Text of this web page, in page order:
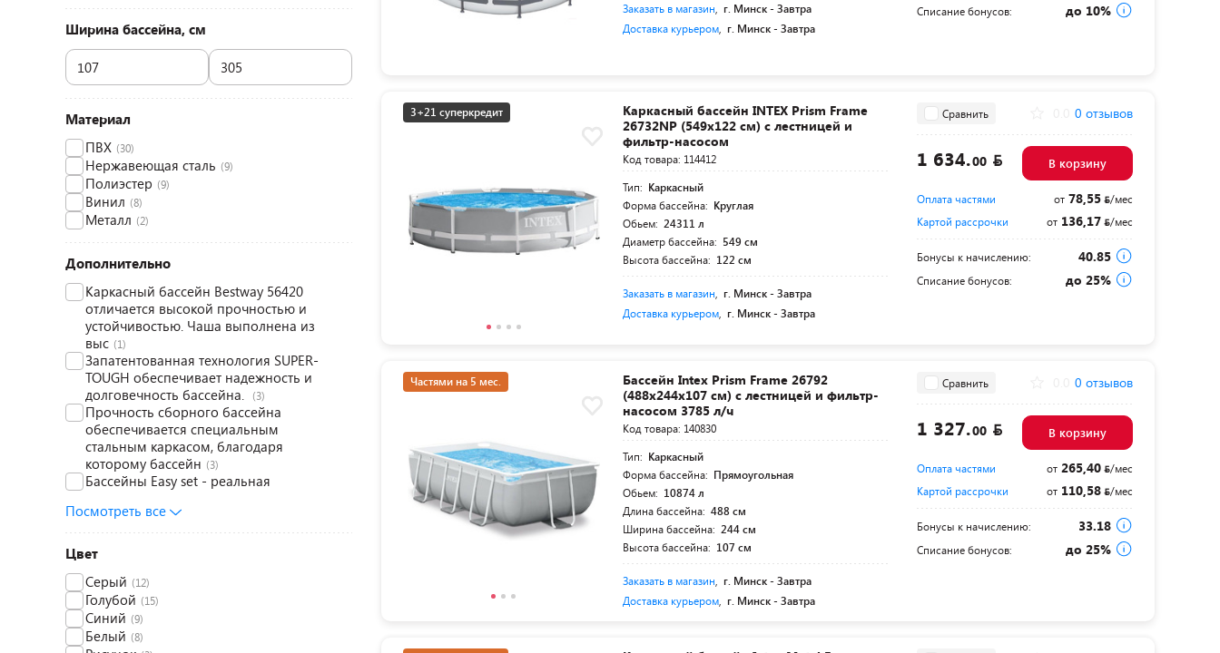
Ширина бассейна, см
Материал
ПВХ (30)
Нержавеющая сталь (9)
Полиэстер (9)
Винил (8)
Металл (2)
Дополнительно
Каркасный бассейн Bestway 56420
отличается высокой прочностью и
устойчивостью. Чаша выполнена из
выс (1)
Запатентованная технология SUPER-
TOUGH обеспечивает надежность и
долговечность бассейна.
(3)
Прочность сборного бассейна
обеспечивается специальным
стальным каркасом, благодаря
которому бассейн (3)
Бассейны Easy set - реальная
бассейнам. Бассейн легко и быстро
ус (1)
Игровой бассейн может быть заполнен
Надувной детский бассейн из серии
Easy Set отличается очень простой
схемой сборки. Мягкие стенки из
Посмотреть все
Цвет
Серый (12)
Голубой (15)
Синий (9)
Белый (8)
Заказать в магазин г. Минск -Завтра
Доставка курьером г. Минск -Завтра
Списание бонусов: до 10%
3+21 суперкредит
Каркасный бассейн INTEX Prism Frame
26732NP (549х122 см) с лестницей и
фильтр-насосом
Код товара: 114412
Тип: Каркасный
Форма бассейна: Круглая
Обьем: 24311 л
Диаметр бассейна: 549 см
Высота бассейна: 122 см
Заказать в магазин г. Минск -Завтра
Доставка курьером г. Минск -Завтра
Сравнить 0 отзывов
1 634.00 В корзину
Оплата частями от78,55
/мес
Картой рассрочки
от136,17 /мес
Бонусы к начислению: 40.85
Списание бонусов: до 25%
Частями на 5 мес.
Бассейн Intex Prism Frame 26792
(488x244x107 см) с лестницей и фильтр-
насосом 3785 л/ч
Код товара: 140830
Тип: Каркасный
Форма бассейна: Прямоугольная
Обьем: 10874 л
Длина бассейна: 488 см
Ширина бассейна: 244 см
Высота бассейна: 107 см
Заказать в магазин г. Минск -Завтра
Доставка курьером г. Минск -Завтра
Сравнить 0 отзывов
1 327.00 В корзину
Оплата частями от265,40
/мес
Картой рассрочки
от110,58 /мес
Бонусы к начислению: 33.18
Списание бонусов: до 25%